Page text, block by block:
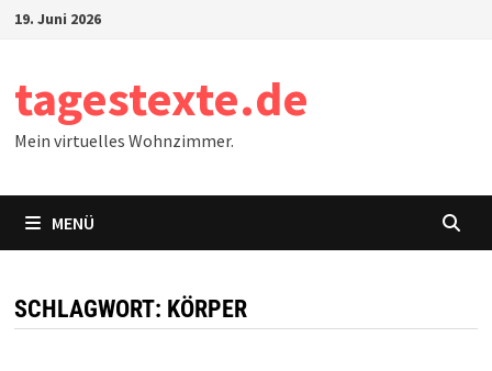
Zum19. Juni 2026
tagestexte.de
Mein virtuelles Wohnzimmer.
MENÜ
SCHLAGWORT: KÖRPER